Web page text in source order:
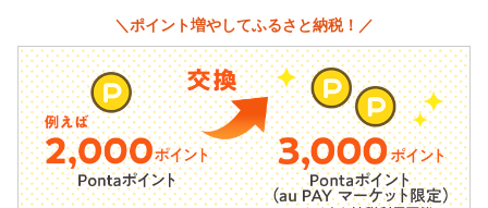
＼ポイント増やしてふるさと納税！／